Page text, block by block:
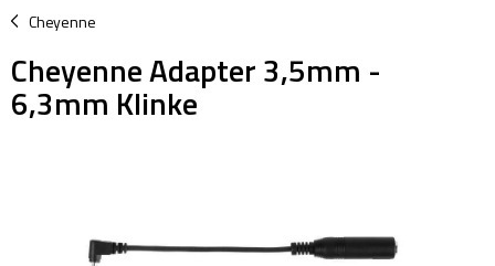
Cheyenne
/
Cheyenne Adapter 3,5mm -
6,3mm Klinke